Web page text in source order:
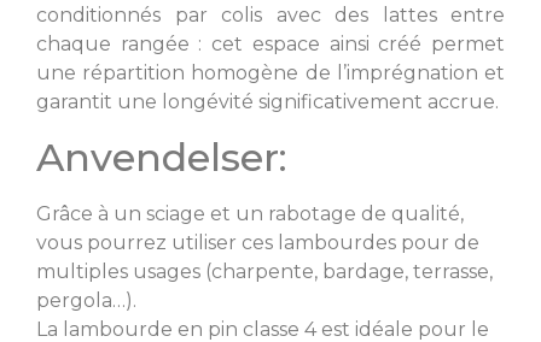
conditionnés par colis avec des lattes entre
chaque rangée : cet espace ainsi créé permet
une répartition homogène de l’imprégnation et
garantit une longévité significativement accrue.
Anvendelser:
Grâce à un sciage et un rabotage de qualité,
vous pourrez utiliser ces lambourdes pour de
multiples usages (charpente, bardage, terrasse,
pergola…).
La lambourde en pin classe 4 est idéale pour le